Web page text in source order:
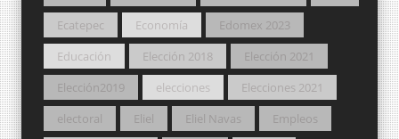
Ecatepec
Economía
Edomex 2023
Educación
Elección 2018
Elección 2021
Elección2019
elecciones
Elecciones 2021
electoral
Eliel Eliel Navas
Empleos